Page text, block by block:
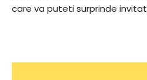
care va puteti surprinde